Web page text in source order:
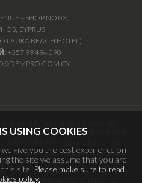
– SHOP NO.03,
CYPRUS
LAURA BEACH HOTEL)
+357 99 494 090
change or withdrawal. Neither listing
misprints and shall be held totally
for consumers personal, non-
for any purpose other than to identify
may be interested in purchasing.
USING COOKIES
give you the best experience on
the site we assume that you are
site. Please make sure to read
policy.